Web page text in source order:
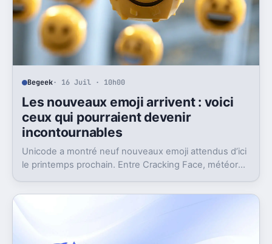
Begeek· 16 Juil · 10h00
Les nouveaux emoji arrivent : voici
ceux qui pourraient devenir
incontournables
Unicode a montré neuf nouveaux emoji attendus d’ici
le printemps prochain. Entre Cracking Face, météore